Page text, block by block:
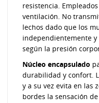
resistencia.
ventilación. No
lechos dado que los
independientemente
según la presión
Núcleo encapsulado
durabilidad y confort.
y a su vez evita en las
bordes la sensación